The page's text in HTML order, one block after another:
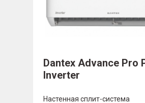
Dantex Advance Pro
Inverter
Настенная сплит-система